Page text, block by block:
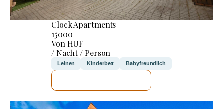
Clock Apartments
15000
Von HUF
/ Nacht / Person
Leinen Kinderbett Babyfreundlich